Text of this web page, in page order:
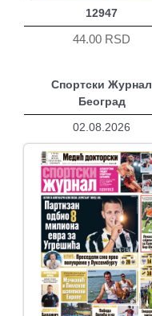
12947
44.00 RSD
Спортски Журнал
Београд
02.08.2026